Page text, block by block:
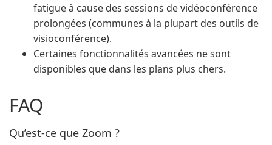
fatigue à cause des sessions de vidéoconférence
prolongées (communes à la plupart des outils de
visioconférence).
Certaines fonctionnalités avancées ne sont
disponibles que dans les plans plus chers.
FAQ
Qu’est-ce que Zoom ?